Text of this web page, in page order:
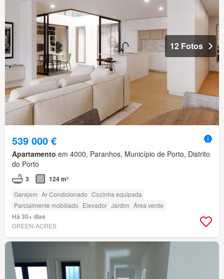
12 Fotos
539 000 €
Apartamento em 4000, Paranhos, Município de Porto, Distrito
do Porto
3 124 m²
Garajem Ar Condicionado Cozinha equipada
Parcialmente mobiliado Elevador Jardim Área verde
Há 30+ dias
GREEN-ACRES